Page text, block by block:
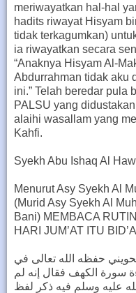
meriwayatkan hal-hal
hadits riwayat Hisyam
tidak terkagumkan)
ia riwayatkan secara
“Anaknya Hisyam Al-
Abdurrahman tidak aku
ini.” Telah beredar pula
PALSU yang
alaihi wasallam yang
Kahfi.
Syekh Abu Ishaq Al
Menurut Asy Syekh Al
(Murid Asy Syekh Al
Bani) MEMBACA
HARI JUM’AT ITU
حفظه الله تعالى في
سورة الكهف فقال إنه لم
عليه وسلم فيه ذكر لفظ